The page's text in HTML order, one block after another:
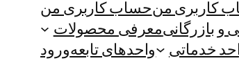
کاربری منحساب کاربری من
و بازرگانیمعرفی محصولات
خدماتی
واحدهای تابعهورود